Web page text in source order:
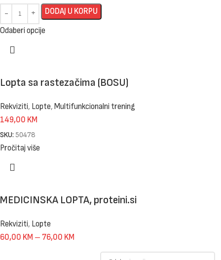
DODAJ U KORPU
Odaberi opcije
Lopta sa rastezačima (BOSU)
Rekviziti, Lopte, Multifunkcionalni trening
149,00 KM
SKU: 50478
Pročitaj više
MEDICINSKA LOPTA, proteini.si
Rekviziti, Lopte
60,00 KM – 76,00 KM